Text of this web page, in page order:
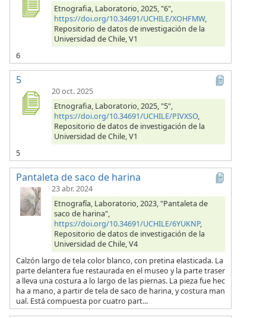
Etnografia, Laboratorio, 2025, "6",
https://doi.org/10.34691/UCHILE/XOHFMW,
Repositorio de datos de investigación de la
Universidad de Chile, V1
6
5
20 oct. 2025
Etnografia, Laboratorio, 2025, "5",
https://doi.org/10.34691/UCHILE/PIVXSO,
Repositorio de datos de investigación de la
Universidad de Chile, V1
5
Pantaleta de saco de harina
23 abr. 2024
Etnografía, Laboratorio, 2023, "Pantaleta de
saco de harina",
https://doi.org/10.34691/UCHILE/6YUKNP,
Repositorio de datos de investigación de la
Universidad de Chile, V4
Calzón largo de tela color blanco, con pretina elasticada. La
parte delantera fue restaurada en el museo y la parte traser
a lleva una costura a lo largo de las piernas. La pieza fue hec
ha a mano, a partir de tela de saco de harina, y costura man
ual. Está compuesta por cuatro part...